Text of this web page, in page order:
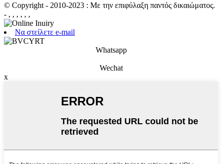
© Copyright - 2010-2023 : Με την επιφύλαξη παντός δικαιώματος.
- , , , , , ,
Να στείλετε e-mail
Whatsapp
Wechat
x